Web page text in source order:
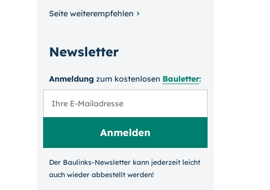
Seite weiterempfehlen
Newsletter
Anmeldung zum kosten­losen Bauletter:
Der Baulinks-Newsletter kann jeder­zeit leicht
auch wieder ab­bestellt werden!